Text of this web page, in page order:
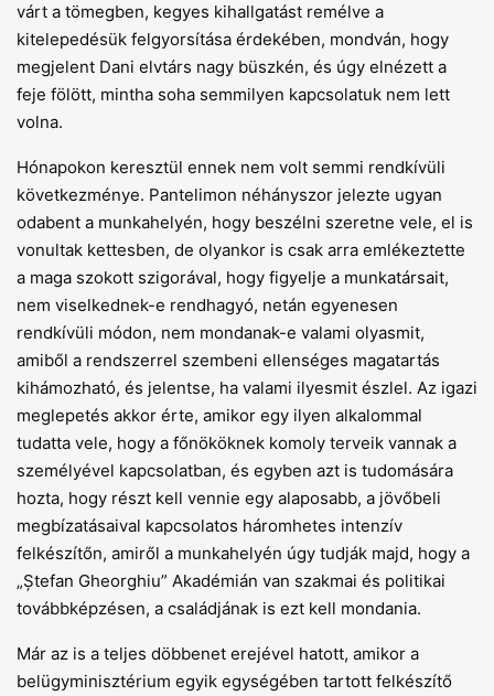
várt a tömegben, kegyes kihallgatást remélve a
kitelepedésük felgyorsítása érdekében, mondván, hogy
megjelent Dani elvtárs nagy büszkén, és úgy elnézett a
feje fölött, mintha soha semmilyen kapcsolatuk nem lett
volna.
Hónapokon keresztül ennek nem volt semmi rendkívüli
következménye. Pantelimon néhányszor jelezte ugyan
odabent a munkahelyén, hogy beszélni szeretne vele, el is
vonultak kettesben, de olyankor is csak arra emlékeztette
a maga szokott szigorával, hogy figyelje a munkatársait,
nem viselkednek-e rendhagyó, netán egyenesen
rendkívüli módon, nem mondanak-e valami olyasmit,
amiből a rendszerrel szembeni ellenséges magatartás
kihámozható, és jelentse, ha valami ilyesmit észlel. Az igazi
meglepetés akkor érte, amikor egy ilyen alkalommal
tudatta vele, hogy a főnököknek komoly terveik vannak a
személyével kapcsolatban, és egyben azt is tudomására
hozta, hogy részt kell vennie egy alaposabb, a jövőbeli
megbízatásaival kapcsolatos háromhetes intenzív
felkészítőn, amiről a munkahelyén úgy tudják majd, hogy a
„Ștefan Gheorghiu” Akadémián van szakmai és politikai
továbbképzésen, a családjának is ezt kell mondania.
Már az is a teljes döbbenet erejével hatott, amikor a
belügyminisztérium egyik egységében tartott felkészítő